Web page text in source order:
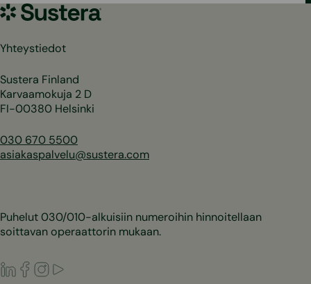
Sustera
Yhteystiedot
Sustera Finland
Karvaamokuja 2 D
FI-00380 Helsinki
030 670 5500
asiakaspalvelu@sustera.com
Puhelut 030/010-alkuisiin numeroihin hinnoitellaan
soittavan operaattorin mukaan.
LinkedIn
Facebook
Instagram